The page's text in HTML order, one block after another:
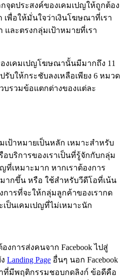
จุดประสงค์ของเคมเปญให้ถูกต้อง
เพื่อให้มั่นใจว่าเงินโฆษณาที่เรา
ละตรงกลุ่มเป้าหมายที่เรา
งเคมเปญโฆษณานั้นมีมากถึง 11
รับให้กระชับลงเหลือเพียง 6 หมวด
บรวมข้อแตกต่างของแต่ละ
ป้าหมายเป็นหลัก เหมาะสำหรับ
บริการของเราเป็นที่รู้จักกับกลุ่ม
ที่เหมาะมาก หากเราต้องการ
ากขึ้น หรือ ใช้สำหรับวีดีโอที่เน้น
การที่จะให้กลุ่มลูกค้าของเรากด
ป็นเคมเปญที่ไม่เหมาะนัก
งการส่งคนจาก Facebook ไปสู่
Landing Page อื่นๆ นอก Facebook
ที่มีพฤติกรรมชอบกดลิงก์ ข้อดีคือ